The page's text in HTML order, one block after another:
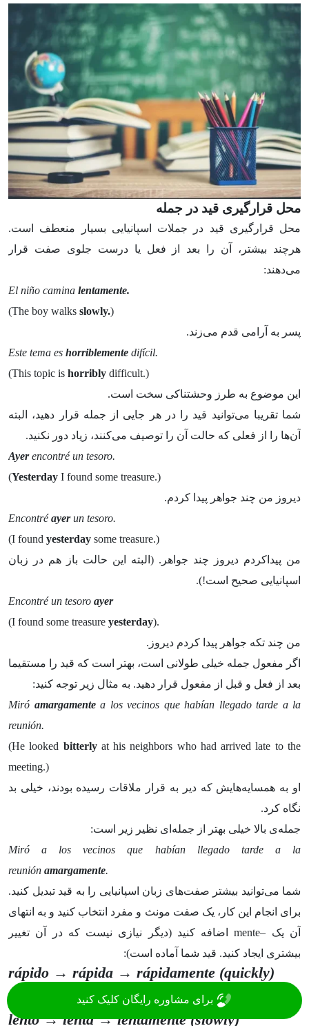
محل قرارگیری قید در جمله
محل قرارگیری قید در جملات اسپانیایی بسیار منعطف است.
هرچند بیشتر، آن را بعد از فعل یا درست جلوی صفت قرار
می‌دهند:
El niño camina lentamente.
(The boy walks slowly.)
پسر به آرامی قدم می‌زند.
Este tema es horriblemente difícil.
(This topic is horribly difficult.)
این موضوع به طرز وحشتناکی سخت است.
شما تقریبا می‌توانید قید را در هر جایی از جمله قرار دهید، البته
آن‌ها را از فعلی که حالت آن را توصیف می‌کنند، زیاد دور نکنید.
Ayerencontré un tesoro.
(Yesterday I found some treasure.)
دیروز من چند جواهر پیدا کردم.
Encontréayerun tesoro.
(I found yesterday some treasure.)
من پیداکردم دیروز چند جواهر. (البته این حالت باز هم در زبان
اسپانیایی صحیح است!).
Encontré un tesoro ayer
(I found some treasure yesterday).
من چند تکه جواهر پیدا کردم دیروز.
اگر مفعول جمله خیلی طولانی است، بهتر است که قید را مستقیما
بعد از فعل و قبل از مفعول قرار دهید. به مثال زیر توجه کنید:
Miró amargamentea los vecinos que habían llegado tarde a la
reunión.
(He looked bitterlyat his neighbors who had arrived late to the
meeting.)
او به همسایه‌هایش که دیر به قرار ملاقات رسیده‌ بودند، خیلی بد
نگاه کرد.
جمله‌ی بالا خیلی بهتر از جمله‌ای نظیر زیر است:
Miró a los vecinos que habían llegado tarde a la
reunión amargamente.
شما می‌توانید بیشتر صفت‌های زبان اسپانیایی را به قید تبدیل کنید.
برای انجام این کار، یک صفت مونث و مفرد انتخاب کنید و به انتهای
آن یک –mente اضافه کنید (دیگر نیازی نیست که در آن تغییر
بیشتری ایجاد کنید. قید شما آماده است):
rápido → rápida → rápidamente (quickly)
به سرعت
lento → lenta → lentamente (slowly)
برای مشاوره رایگان کلیک کنید